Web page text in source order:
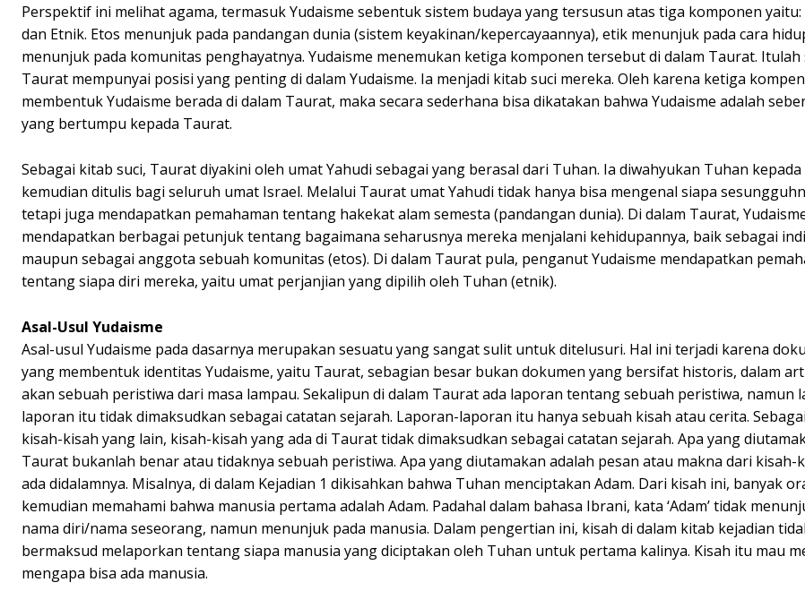
Perspektif ini melihat agama, termasuk Yudaisme sebentuk sistem budaya yang tersusun atas tiga komponen yaitu:
dan Etnik. Etos menunjuk pada pandangan dunia (sistem keyakinan/kepercayaannya), etik menunjuk pada cara
menunjuk pada komunitas penghayatnya. Yudaisme menemukan ketiga komponen tersebut di dalam Taurat. Itulah
Taurat mempunyai posisi yang penting di dalam Yudaisme. Ia menjadi kitab suci mereka. Oleh karena ketiga
membentuk Yudaisme berada di dalam Taurat, maka secara sederhana bisa dikatakan bahwa Yudaisme adalah
yang bertumpu kepada Taurat.
Sebagai kitab suci, Taurat diyakini oleh umat Yahudi sebagai yang berasal dari Tuhan. Ia diwahyukan Tuhan kepada
kemudian ditulis bagi seluruh umat Israel. Melalui Taurat umat Yahudi tidak hanya bisa mengenal siapa
tetapi juga mendapatkan pemahaman tentang hakekat alam semesta (pandangan dunia). Di dalam Taurat,
mendapatkan berbagai petunjuk tentang bagaimana seharusnya mereka menjalani kehidupannya, baik sebagai
maupun sebagai anggota sebuah komunitas (etos). Di dalam Taurat pula, penganut Yudaisme mendapatkan
tentang siapa diri mereka, yaitu umat perjanjian yang dipilih oleh Tuhan (etnik).
Asal-Usul Yudaisme
Asal-usul Yudaisme pada dasarnya merupakan sesuatu yang sangat sulit untuk ditelusuri. Hal ini terjadi karena
yang membentuk identitas Yudaisme, yaitu Taurat, sebagian besar bukan dokumen yang bersifat historis, dalam
akan sebuah peristiwa dari masa lampau. Sekalipun di dalam Taurat ada laporan tentang sebuah peristiwa, namun
laporan itu tidak dimaksudkan sebagai catatan sejarah. Laporan-laporan itu hanya sebuah kisah atau cerita.
kisah-kisah yang lain, kisah-kisah yang ada di Taurat tidak dimaksudkan sebagai catatan sejarah. Apa yang
Taurat bukanlah benar atau tidaknya sebuah peristiwa. Apa yang diutamakan adalah pesan atau makna dari kisah-
ada didalamnya. Misalnya, di dalam Kejadian 1 dikisahkan bahwa Tuhan menciptakan Adam. Dari kisah ini, banyak
kemudian memahami bahwa manusia pertama adalah Adam. Padahal dalam bahasa Ibrani, kata ‘Adam’ tidak
nama diri/nama seseorang, namun menunjuk pada manusia. Dalam pengertian ini, kisah di dalam kitab kejadian
bermaksud melaporkan tentang siapa manusia yang diciptakan oleh Tuhan untuk pertama kalinya. Kisah itu mau
mengapa bisa ada manusia.